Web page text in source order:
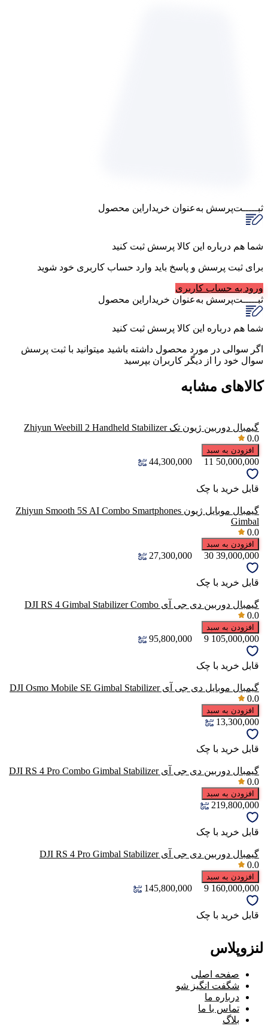
ثبـــــت‌پرسش به‌عنوان ‌خریدار‌این‌ محصول
شما هم درباره این کالا پرسش ثبت کنید
برای ثبت پرسش و پاسخ باید وارد حساب کاربری خود شوید
ورود به حساب کاربری
ثبـــــت‌پرسش به‌عنوان ‌خریدار‌این‌ محصول
شما هم درباره این کالا پرسش ثبت کنید
اگر سوالی در مورد محصول داشته باشید میتوانید با ثبت پرسش
سوال خود را از دیگر کاربران بپرسید
کالاهای مشابه
گیمبال دوربین ژیون تک Zhiyun Weebill 2 Handheld Stabilizer
0.0
افزودن به سبد
50,000,000
11
44,300,000
قابل خرید با چک
گیمبال موبایل ژیون Zhiyun Smooth 5S AI Combo Smartphones
Gimbal
0.0
افزودن به سبد
39,000,000
30
27,300,000
قابل خرید با چک
گیمبال دوربین دی جی آی DJI RS 4 Gimbal Stabilizer Combo
0.0
افزودن به سبد
105,000,000
9
95,800,000
قابل خرید با چک
گیمبال موبایل دی جی آی DJI Osmo Mobile SE Gimbal Stabilizer
0.0
افزودن به سبد
13,300,000
قابل خرید با چک
گیمبال دوربین دی جی آی DJI RS 4 Pro Combo Gimbal Stabilizer
0.0
افزودن به سبد
219,800,000
قابل خرید با چک
گیمبال دوربین دی جی آی DJI RS 4 Pro Gimbal Stabilizer
0.0
افزودن به سبد
160,000,000
9
145,800,000
قابل خرید با چک
لنزوپلاس
صفحه اصلی
شگفت انگیز شو
درباره ما
تماس با ما
بلاگ